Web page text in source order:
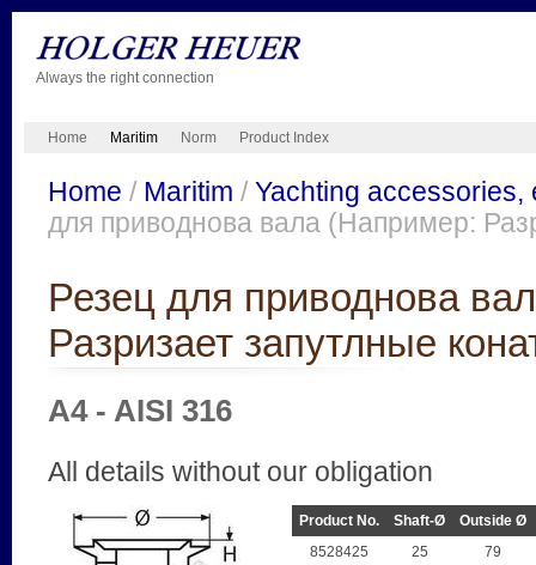
Always the right connection
Home Maritim Norm Product Index
Home / Maritim / Yachting accessories,
для приводнова вала (Например:
Резец для приводнова
Разризает запутлные
A4 - AISI 316
All details without our obligation
Product No. Shaft-Ø
Outside Ø
8528425
25
79